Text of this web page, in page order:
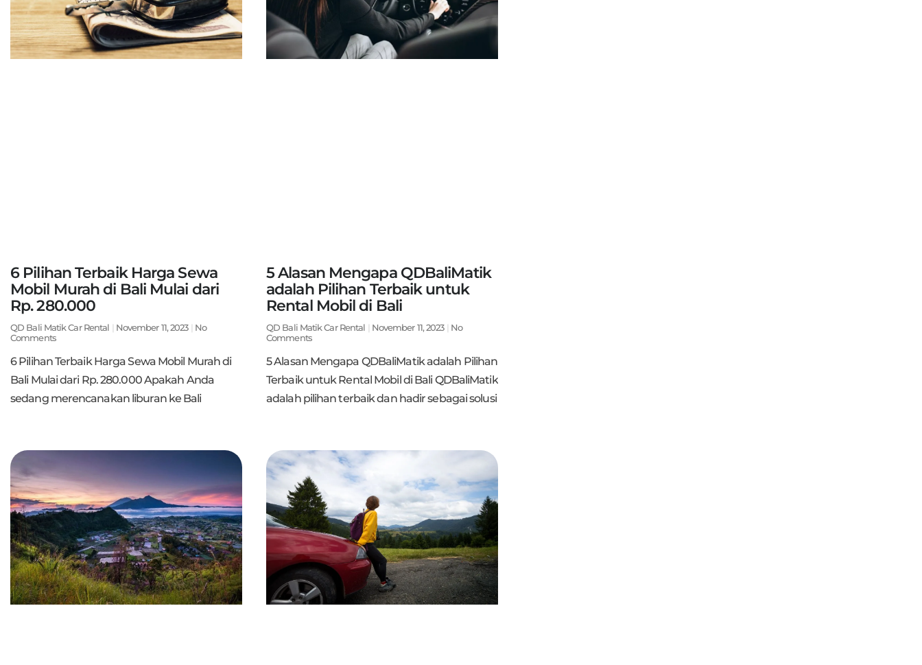
6 Pilihan Terbaik Harga Sewa
Mobil Murah di Bali Mulai dari
Rp. 280.000
QD Bali Matik Car Rental November 11, 2023
No
Comments
6 Pilihan Terbaik Harga Sewa Mobil Murah di
Bali Mulai dari Rp. 280.000 Apakah Anda
sedang merencanakan liburan ke Bali
5 Alasan Mengapa QDBaliMatik
adalah Pilihan Terbaik untuk
Rental Mobil di Bali
QD Bali Matik Car Rental November 11, 2023
No
Comments
5 Alasan Mengapa QDBaliMatik adalah Pilihan
Terbaik untuk Rental Mobil di Bali QDBaliMatik
adalah pilihan terbaik dan hadir sebagai solusi